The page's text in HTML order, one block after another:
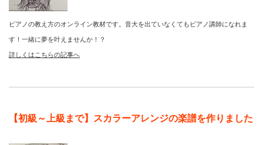
ピアノの教え方のオンライン教材です。音大を出ていなくてもピアノ講師になれま
す！一緒に夢を叶えませんか！？
詳しくはこちらの記事へ
【初級～上級まで】スカラーアレンジの楽譜を作りました